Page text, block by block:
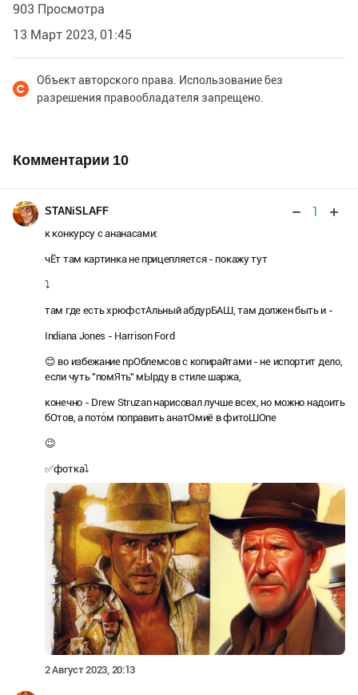
903 Просмотра
13 Март 2023, 01:45
Объект авторского права. Использование без
разрешения правообладателя запрещено.
Комментарии 10
STANiSLAFF 1
к конкурсу с ананасами:
чЁт там картинка не прицепляется - покажу тут
⤵️
там где есть хрюфстАльный абдурБАШ, там должен быть и -
Indiana Jones - Harrison Ford
😊 во избежание прОблемсов с копирайтами - не испортит дело,
если чуть "помЯть" мЫрду в стиле шаржа,
конечно - Drew Struzan нарисовал лучше всех, но можно надоить
бОтов, а пото́м поправить анатОмиё в фитоШОпе
😉
✅фотка⤵️
2 Август 2023, 20:13